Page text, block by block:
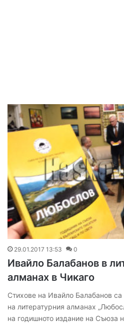
29.01.2017 13:53 0
Ивайло Балабанов в
алманах в Чикаго
Стихове на Ивайло Балабанов са
на литературния алманах
на годишното издание на Съюза